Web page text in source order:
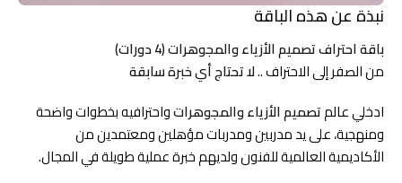
نبذة عن هذه الباقة
باقة احتراف تصميم الأزياء والمجوهرات (4 دورات)
من الصفر إلى الاحتراف ..لا تحتاج أي خبرة سابقة
ادخلي عالمتصميم الأزياء والمجوهراتواحترافيه بخطوات واضحة
ومنهجية، على يد مدربين ومدربات مؤهلين ومعتمدين من
الأكاديمية العالمية للفنون ولديهم خبرة عملية طويلة في المجال.